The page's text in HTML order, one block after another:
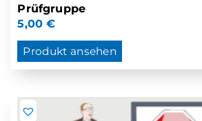
Prüfgruppe
5,00€
Produkt ansehen